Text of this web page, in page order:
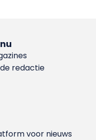
redactie
voor nieuws